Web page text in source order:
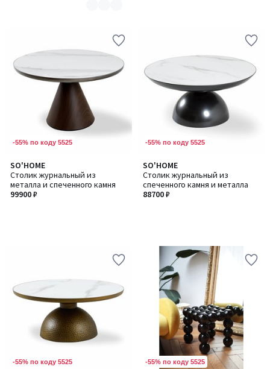
-55% по коду 5525
SO'HOME
Столик журнальный из
металла и спеченного камня
99900 ₽
-55% по коду 5525
SO'HOME
Столик журнальный из
спеченного камня и металла
88700 ₽
-55% по коду 5525 -55% по коду 5525